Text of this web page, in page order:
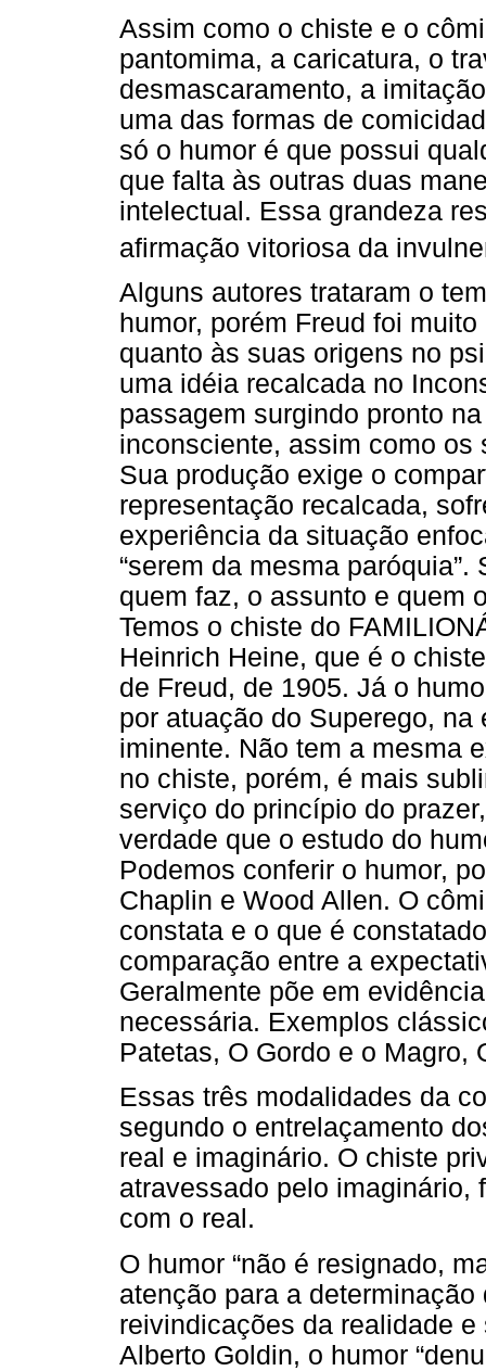
Assim como o chiste e o
pantomima, a caricatura, o
desmascaramento, a
uma das formas de
só o humor é que possui
que falta às outras duas
intelectual. Essa grandeza
afirmação vitoriosa da
Alguns autores trataram o
humor, porém Freud foi
quanto às suas origens no
uma idéia recalcada no
passagem surgindo pronto
inconsciente, assim como
Sua produção exige o
representação recalcada,
experiência da situação
“serem da mesma
quem faz, o assunto e quem
Temos o chiste do
Heinrich Heine, que é o
de Freud, de 1905. Já o
por atuação do Superego,
iminente. Não tem a mesma
no chiste, porém, é mais
serviço do princípio do
verdade que o estudo do
Podemos conferir o humor,
Chaplin e Wood Allen. O
constata e o que é
comparação entre a
Geralmente põe em
necessária. Exemplos
Patetas, O Gordo e o Magro,
Essas três modalidades da
segundo o entrelaçamento
real e imaginário. O chiste
atravessado pelo imaginário,
com o real.
O humor “não é resignado,
atenção para a
reivindicações da realidade
Alberto Goldin, o humor